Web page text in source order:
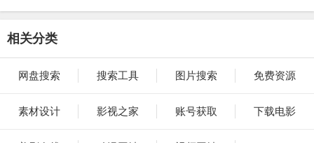
相关分类
网盘搜索 搜索工具 图片搜索 免费资源
素材设计 影视之家 账号获取 下载电影